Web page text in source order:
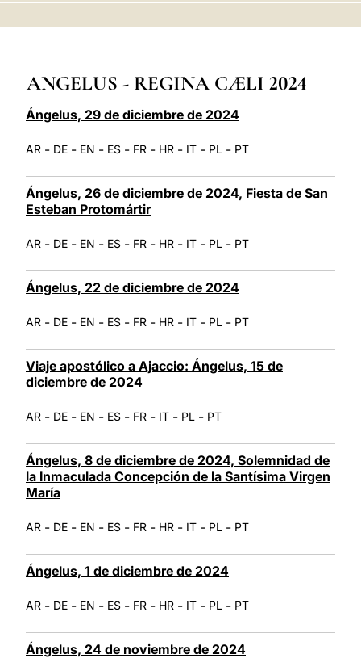
ANGELUS - REGINA CÆLI 2024
Ángelus, 29 de diciembre de 2024
AR - DE - EN - ES - FR - HR - IT - PL - PT
Ángelus, 26 de diciembre de 2024, Fiesta de San
Esteban Protomártir
AR - DE - EN - ES - FR - HR - IT - PL - PT
Ángelus, 22 de diciembre de 2024
AR - DE - EN - ES - FR - HR - IT - PL - PT
Viaje apostólico a Ajaccio: Ángelus, 15 de
diciembre de 2024
AR - DE - EN - ES - FR - IT - PL - PT
Ángelus, 8 de diciembre de 2024, Solemnidad de
la Inmaculada Concepción de la Santísima Virgen
María
AR - DE - EN - ES - FR - HR - IT - PL - PT
Ángelus, 1 de diciembre de 2024
AR - DE - EN - ES - FR - HR - IT - PL - PT
Ángelus, 24 de noviembre de 2024